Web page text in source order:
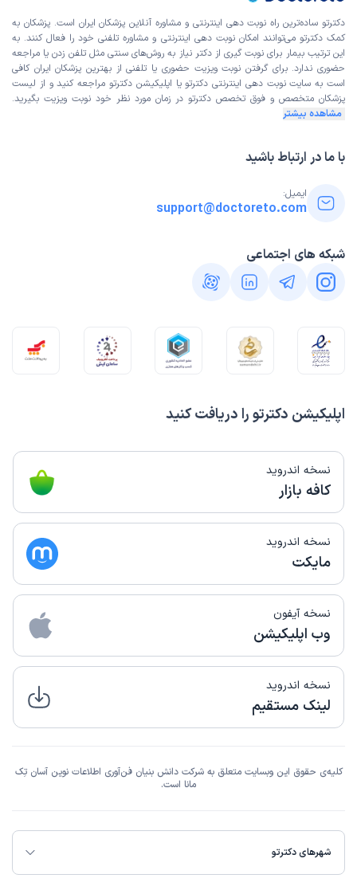
اپلیکیشن دکترتو را دریافت کنید
نسخه اندروید
کافه بازار
نسخه اندروید
مایکت
نسخه آیفون
وب اپلیکیشن
نسخه اندروید
لینک مستقیم
دکترتو ساده‌ترین راه نوبت‌ دهی اینترنتی و مشاوره آنلاین پزشکان ایران است. پزشکان به
کمک دکترتو می‌توانند امکان نوبت دهی اینترنتی و مشاوره تلفنی خود را فعال کنند. به
این ترتیب بیمار برای نوبت گیری از دکتر نیاز به روش‌های سنتی مثل تلفن زدن یا مراجعه
حضوری ندارد. برای گرفتن نوبت ویزیت حضوری یا تلفنی از بهترین پزشکان ایران کافی
است به سایت نوبت دهی اینترنتی دکترتو یا اپلیکیشن دکترتو مراجعه کنید و از لیست
پزشکان متخصص و فوق تخصص دکترتو در زمان مورد نظر خود نوبت ویزیت بگیرید.
مشاهده بیشتر
با ما در ارتباط باشید
ایمیل:
support@doctoreto.com
شبکه های اجتماعی
کلیه‌ی حقوق این وبسایت متعلق به شرکت دانش بنیان فن‌آوری اطلاعات نوین آسان تِک
مانا است.
شهرهای دکترتو